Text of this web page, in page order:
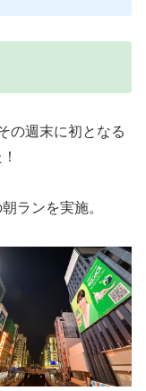
の週末に初となる
ランを実施。